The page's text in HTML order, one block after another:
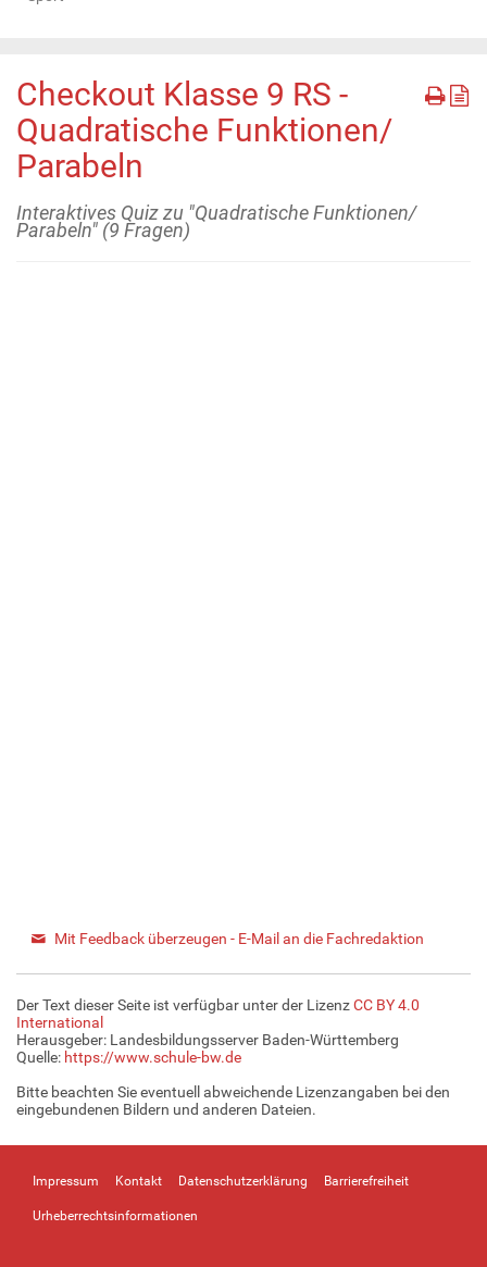
Checkout Klasse 9 RS -
Quadratische Funktionen/
Parabeln
Interaktives Quiz zu "Quadratische Funktionen/
Parabeln" (9 Fragen)
Mit Feedback überzeugen - E-Mail an die Fachredaktion
Der Text dieser Seite ist verfügbar unter der LizenzCC BY 4.0
International
Herausgeber: Landesbildungsserver Baden-Württemberg
Quelle: https://www.schule-bw.de
Bitte beachten Sie eventuell abweichende Lizenzangaben bei den
eingebundenen Bildern und anderen Dateien.
Impressum Kontakt Datenschutzerklärung Barrierefreiheit
Urheberrechtsinformationen